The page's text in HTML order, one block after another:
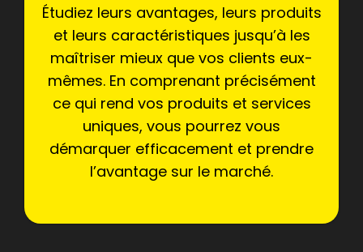
Étudiez leurs avantages, leurs produits
et leurs caractéristiques jusqu’à les
maîtriser mieux que vos clients eux-
mêmes. En comprenant précisément
ce qui rend vos produits et services
uniques, vous pourrez vous
démarquer efficacement et prendre
l’avantage sur le marché.